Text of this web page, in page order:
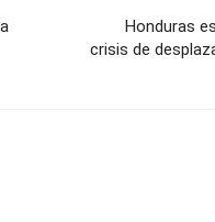
Honduras
crisis de